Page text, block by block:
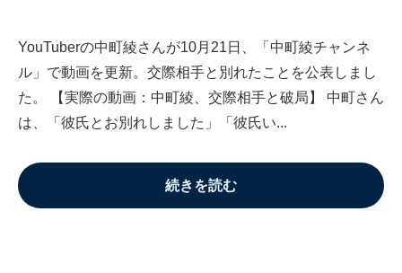
YouTuberの中町綾さんが10月21日、「中町綾チャンネ
ル」で動画を更新。交際相手と別れたことを公表しまし
た。 【実際の動画：中町綾、交際相手と破局】 中町さん
は、「彼氏とお別れしました」「彼氏い...
続きを読む